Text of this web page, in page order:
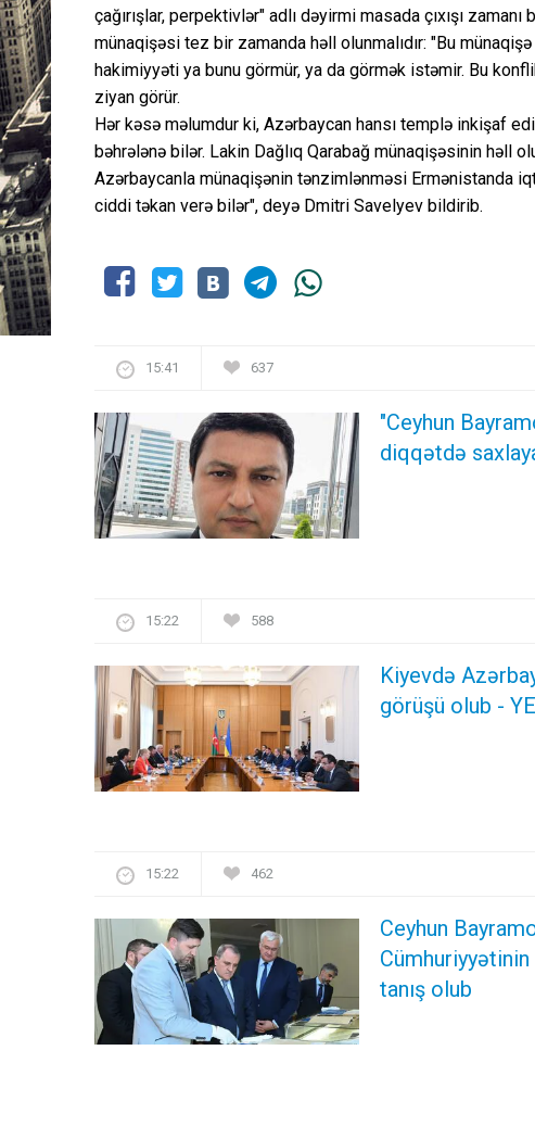
çağırışlar, perpektivlər" adlı dəyirmi masada çıxışı
münaqişəsi tez bir zamanda həll olunmalıdır: "Bu
hakimiyyəti ya bunu görmür, ya da görmək istəmir. Bu
ziyan görür.
Hər kəsə məlumdur ki, Azərbaycan hansı templə inkişaf
bəhrələnə bilər. Lakin Dağlıq Qarabağ münaqişəsinin həll
Azərbaycanla münaqişənin tənzimlənməsi Ermənistanda
ciddi təkan verə bilər", deyə Dmitri Savelyev bildirib.
15:41 637
"Ceyhun
diqqətdə
15:22 588
Kiyevdə
görüşü olub -
15:22 462
Ceyhun
tanış olub